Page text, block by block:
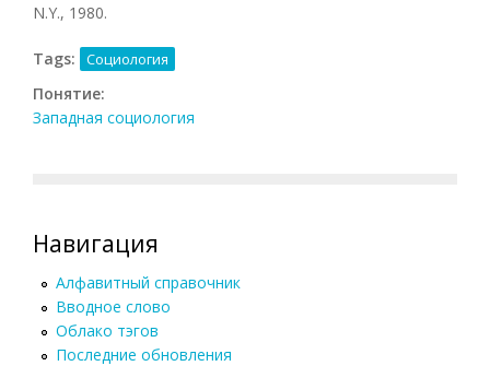
N.Y., 1980.
Tags: Социология
Понятие:
Западная социология
Навигация
Алфавитный справочник
Вводное слово
Облако тэгов
Последние обновления